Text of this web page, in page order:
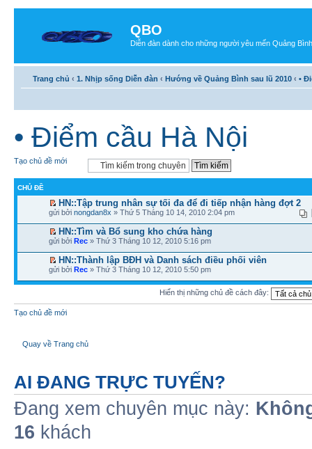
QBO
Diễn đàn dành cho những người yêu mến Quảng Bình
Trang chủ ‹ 1. Nhịp sống Diễn đàn ‹ Hướng về Quảng Bình sau lũ 2010 ‹ •
• Điểm cầu Hà Nội
Tạo chủ đề mới
CHỦ ĐỀ
HN::Tập trung nhân sự tối đa để đi tiếp nhận hàng đợt 2
gửi bởi nongdan8x » Thứ 5 Tháng 10 14, 2010 2:04 pm
HN::Tìm và Bổ sung kho chứa hàng
gửi bởi Rec » Thứ 3 Tháng 10 12, 2010 5:16 pm
HN::Thành lập BĐH và Danh sách điều phối viên
gửi bởi Rec » Thứ 3 Tháng 10 12, 2010 5:50 pm
Hiển thị những chủ đề cách đây:
Tạo chủ đề mới
Quay về Trang chủ
AI ĐANG TRỰC TUYẾN?
Đang xem chuyên mục này:
16 khách